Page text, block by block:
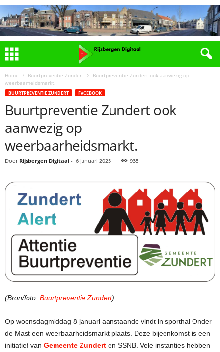
Home Buurtpreventie Zundert
Buurtpreventie Zundert ook aanwezig op
weerbaarheidsmarkt.
BUURTPREVENTIE ZUNDERT FACEBOOK
Buurtpreventie Zundert ook
aanwezig op
weerbaarheidsmarkt.
Door Rijsbergen Digitaal - 6 januari 2025 935
(Bron/foto: Buurtpreventie Zundert)
Op woensdagmiddag 8 januari aanstaande vindt in sporthal Onder
de Mast een weerbaarheidsmarkt plaats. Deze bijeenkomst is een
initiatief van Gemeente Zundert en SSNB. Vele instanties hebben